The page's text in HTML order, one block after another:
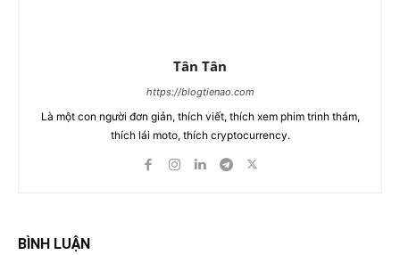
Tân Tân
https://blogtienao.com
Là một con người đơn giản, thích viết, thích xem phim trinh thám,
thích lái moto, thích cryptocurrency.
BÌNH LUẬN